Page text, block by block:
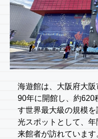
海遊館は、大阪府大
90年に開館し、約620
す世界最大級の規模
光スポットとして、
来館者が訪れています